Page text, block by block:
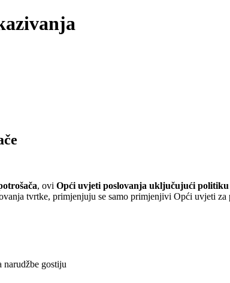
, ovi Opći uvjeti poslovanja uključujući
tvrtke, primjenjuju se samo primjenjivi Opći uvjeti za
gostiju